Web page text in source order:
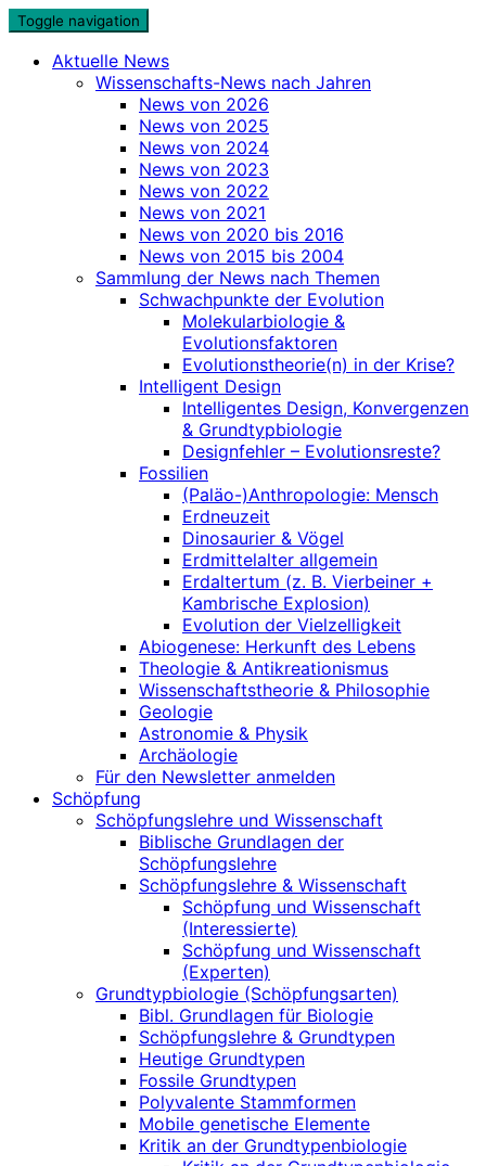
Skip
content
Toggle navigation
Aktuelle News
Wissenschafts-News nach Jahren
News von 2026
News von 2025
News von 2024
News von 2023
News von 2022
News von 2021
News von 2020 bis 2016
News von 2015 bis 2004
Sammlung der News nach Themen
Schwachpunkte der Evolution
Molekularbiologie &
Evolutionsfaktoren
Evolutionstheorie(n) in der Krise?
Intelligent Design
Intelligentes Design, Konvergenzen
& Grundtypbiologie
Designfehler – Evolutionsreste?
Fossilien
(Paläo-)Anthropologie: Mensch
Erdneuzeit
Dinosaurier & Vögel
Erdmittelalter allgemein
Erdaltertum (z. B. Vierbeiner +
Kambrische Explosion)
Evolution der Vielzelligkeit
Abiogenese: Herkunft des Lebens
Theologie & Antikreationismus
Wissenschaftstheorie & Philosophie
Geologie
Astronomie & Physik
Archäologie
Für den Newsletter anmelden
Schöpfung
Schöpfungslehre und Wissenschaft
Biblische Grundlagen der
Schöpfungslehre
Schöpfungslehre & Wissenschaft
Schöpfung und Wissenschaft
(Interessierte)
Schöpfung und Wissenschaft
(Experten)
Grundtypbiologie (Schöpfungsarten)
Bibl. Grundlagen für Biologie
Schöpfungslehre & Grundtypen
Heutige Grundtypen
Fossile Grundtypen
Polyvalente Stammformen
Mobile genetische Elemente
Kritik an der Grundtypenbiologie